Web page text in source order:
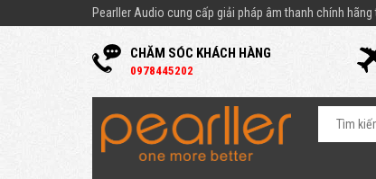
Pearller Audio cung cấp giải pháp âm thanh chính hãng
CHĂM SÓC KHÁCH HÀNG
0978445202